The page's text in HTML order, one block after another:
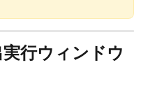
行ウィンドウ